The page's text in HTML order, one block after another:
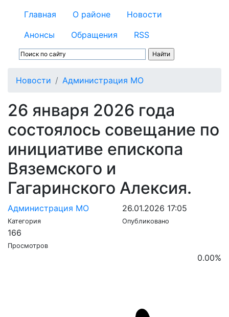
Главная О районе
Новости
Анонсы
Обращения RSS
Новости Администрация МО
26 января 2026 года
состоялось совещание по
инициативе епископа
Вяземского и
Гагаринского Алексия.
Администрация МО
Категория
26.01.2026 17:05
Опубликовано
166
Просмотров
0.00%